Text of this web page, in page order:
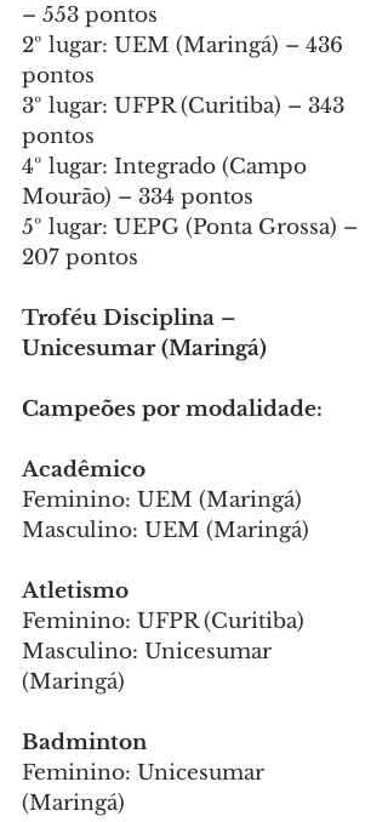
– 553 pontos
2º lugar: UEM (Maringá) – 436
pontos
3º lugar: UFPR (Curitiba) – 343
pontos
4º lugar: Integrado (Campo
Mourão) – 334 pontos
5º lugar: UEPG (Ponta Grossa) –
207 pontos
Troféu Disciplina –
Unicesumar (Maringá)
Campeões por modalidade:
Acadêmico
Feminino: UEM (Maringá)
Masculino: UEM (Maringá)
Atletismo
Feminino: UFPR (Curitiba)
Masculino: Unicesumar
(Maringá)
Badminton
Feminino: Unicesumar
(Maringá)